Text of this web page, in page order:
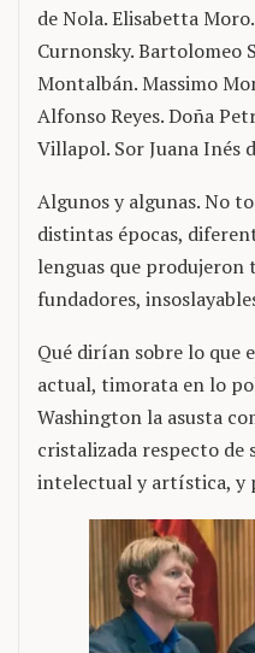
de Nola. Elisabetta
Curnonsky. Bartolomeo
Montalbán. Massimo
Alfonso Reyes. Doña
Villapol. Sor Juana Inés
Algunos y algunas. No
distintas épocas,
lenguas que
fundadores,
Qué dirían sobre lo que
actual, timorata en lo
Washington la asusta
cristalizada respecto de
intelectual y artística, y